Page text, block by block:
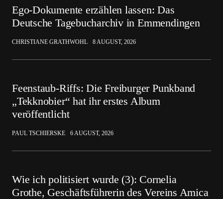
Ego-Dokumente erzählen lassen: Das
Deutsche Tagebucharchiv in Emmendingen
CHRISTIANE GRATHWOHL 8 AUGUST, 2026
Feenstaub-Riffs: Die Freiburger Punkband
„Tekknobier“ hat ihr erstes Album
veröffentlicht
PAUL TSCHIERSKE 6 AUGUST, 2026
Wie ich politisiert wurde (3): Cornelia
Grothe, Geschäftsführerin des Vereins Amica